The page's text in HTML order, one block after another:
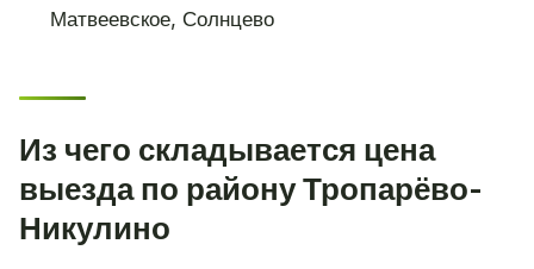
Матвеевское, Солнцево
Из чего складывается цена
выезда по району Тропарёво-
Никулино